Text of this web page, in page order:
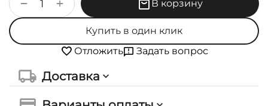
− В корзину
Купить в один клик
Отложить
Задать вопрос
Доставка